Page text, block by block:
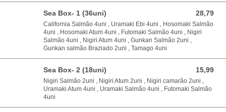
Sea Box- 1 (36uni) 28,79
28,79 EUR
California Salmão 4uni , Uramaki Ebi 4uni , Hosomaki Salmão
4uni , Hosomaki Atum 4uni , Futomaki Salmão 4uni , Nigiri
Salmão 4uni , Nigiri Atum 4uni , Gunkan Salmão 2uni ,
Gunkan salmão Braziado 2uni , Tamago 4uni
Sea Box- 2 (18uni) 15,99
15,99 EUR
Nigiri Salmão 2uni , Nigiri Atum 2uni , Nigiri camarão 2uni ,
Uramaki Atum 4uni , Uramaki Salmão 4uni , Futomaki Salmão
4uni